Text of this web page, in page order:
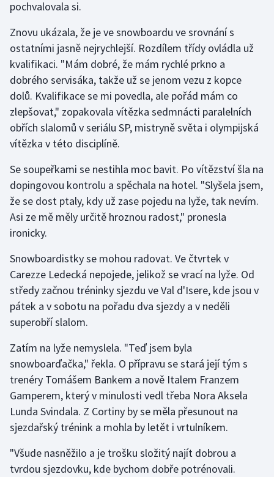
Stolní tenis
Triatlon
Veslování
Vodní slalom
Volejbal
pochvalovala si.
Znovu ukázala, že je ve snowboardu ve srovnání s
ostatními jasně nejrychlejší. Rozdílem třídy ovládla už
kvalifikaci. "Mám dobré, že mám rychlé prkno a
dobrého servisáka, takže už se jenom vezu z kopce
dolů. Kvalifikace se mi povedla, ale pořád mám co
zlepšovat," zopakovala vítězka sedmnácti paralelních
obřích slalomů v seriálu SP, mistryně světa i olympijská
vítězka v této disciplíně.
Se soupeřkami se nestihla moc bavit. Po vítězství šla na
dopingovou kontrolu a spěchala na hotel. "Slyšela jsem,
že se dost ptaly, kdy už zase pojedu na lyže, tak nevím.
Asi ze mě měly určitě hroznou radost," pronesla
ironicky.
Snowboardistky se mohou radovat. Ve čtvrtek v
Carezze Ledecká nepojede, jelikož se vrací na lyže. Od
středy začnou tréninky sjezdu ve Val d'Isere, kde jsou v
pátek a v sobotu na pořadu dva sjezdy a v neděli
superobří slalom.
Zatím na lyže nemyslela. "Teď jsem byla
snowboarďačka," řekla. O přípravu se stará její tým s
trenéry Tomášem Bankem a nově Italem Franzem
Gamperem, který v minulosti vedl třeba Nora Aksela
Lunda Svindala. Z Cortiny by se měla přesunout na
sjezdařský trénink a mohla by letět i vrtulníkem.
"Všude nasněžilo a je trošku složitý najít dobrou a
tvrdou sjezdovku, kde bychom dobře potrénovali.